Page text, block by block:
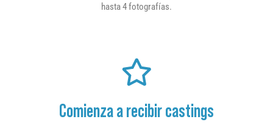
hasta 4 fotografías.
Comienza a recibir castings